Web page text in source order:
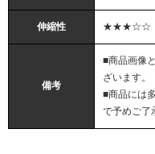
伸縮性 ★★★☆☆
備考
■商品画像
ざいます。
■商品には
で予めご了